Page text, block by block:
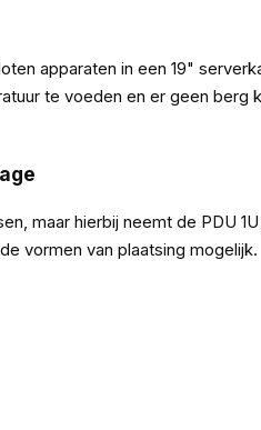
apparaten in een 19"
te voeden en er geen
maar hierbij neemt de PDU
vormen van plaatsing mogelijk.